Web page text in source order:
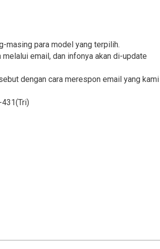
masing para model yang terpilih.
email, dan infonya akan di-update
dengan cara merespon email yang kami